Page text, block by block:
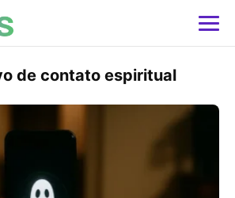
de contato espiritual